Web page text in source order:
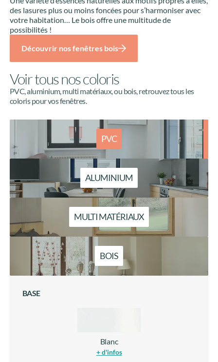
des lasures plus ou moins foncées pour s’harmoniser avec
votre habitation… Le bois offre une multitude de
possibilités !
Découvrir nos fenêtres bois
Voir tous nos coloris
PVC, aluminium, multi matériaux, ou bois, retrouvez tous les
coloris pour vos fenêtres.
PVC
ALUMINIUM
MULTI MATÉRIAUX
BOIS
BASE
Blanc
+ d'infos